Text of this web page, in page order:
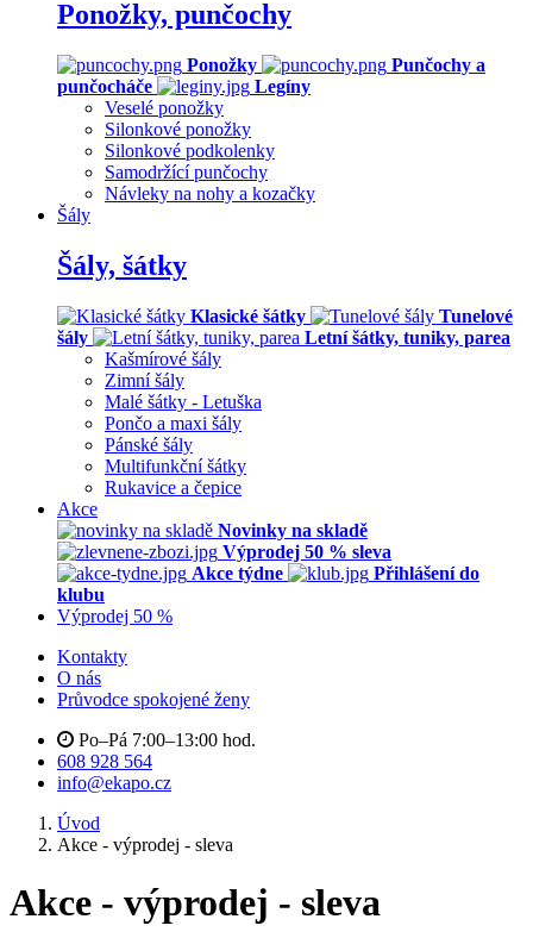
Ponožky, punčochy
Ponožky
Punčochy a
punčocháče
Legíny
Veselé ponožky
Silonkové ponožky
Silonkové podkolenky
Samodržící punčochy
Návleky na nohy a kozačky
Šály
Šály, šátky
Klasické šátky
Tunelové
šály
Letní šátky, tuniky, parea
Kašmírové šály
Zimní šály
Malé šátky - Letuška
Pončo a maxi šály
Pánské šály
Multifunkční šátky
Rukavice a čepice
Akce
Novinky na skladě
Výprodej 50 % sleva
Akce týdne
Přihlášení do
klubu
Výprodej 50 %
Kontakty
O nás
Průvodce spokojené ženy
Po–Pá 7:00–13:00 hod.
608 928 564
info@ekapo.cz
Úvod
Akce - výprodej - sleva
Akce - výprodej - sleva